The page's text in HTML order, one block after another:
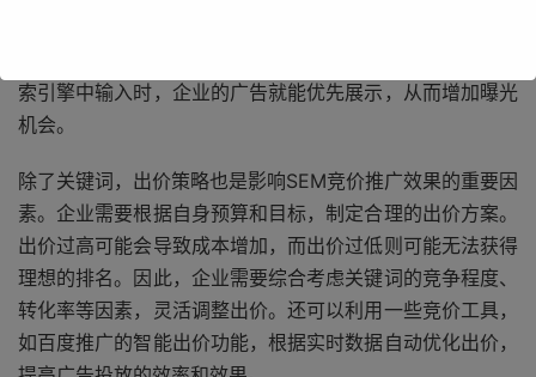
索引擎中输入时，企业的广告就能优先展示，从而增加曝光
机会。
除了关键词，出价策略也是影响SEM竞价推广效果的重要因
素。企业需要根据自身预算和目标，制定合理的出价方案。
出价过高可能会导致成本增加，而出价过低则可能无法获得
理想的排名。因此，企业需要综合考虑关键词的竞争程度、
转化率等因素，灵活调整出价。还可以利用一些竞价工具，
如百度推广的智能出价功能，根据实时数据自动优化出价，